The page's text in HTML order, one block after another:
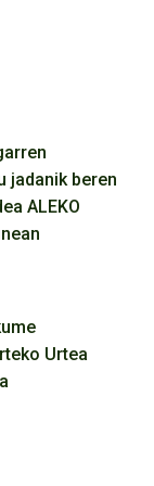
jadanik beren
ALEKO
Urtea